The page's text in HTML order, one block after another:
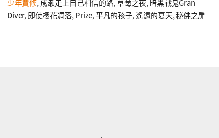
少年賈修, 成瀨走上自己相信的路,草莓之夜, 暗黑戰鬼Gran
Diver, 即使櫻花凋落, Prize,平凡的孩子,遙遠的夏天,秘佛之扉